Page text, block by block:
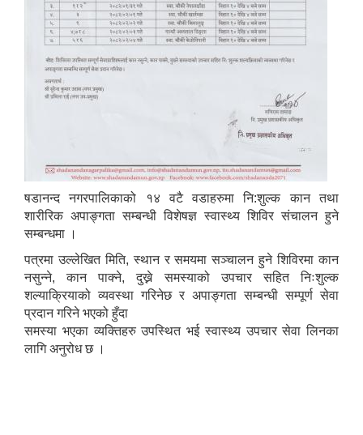
षडानन्द नगरपालिकाको १४ वटै वडाहरुमा नि:शुल्क कान तथा
शारीरिक अपाङ्गता सम्बन्धी विशेषज्ञ स्वास्थ्य शिविर संचालन हुने
सम्बन्धमा ।
पत्रमा उल्लेखित मिति, स्थान र समयमा सञ्चालन हुने शिविरमा कान
नसुन्ने, कान पाक्ने, दुख्ने समस्याको उपचार सहित निःशुल्क
शल्याक्रियाको व्यवस्था गरिनेछ र अपाङ्गता सम्बन्धी सम्पूर्ण सेवा
प्रदान गरिने भएको हुँदा
समस्या भएका व्यक्तिहरु उपस्थित भई स्वास्थ्य उपचार सेवा लिनका
लागि अनुरोध छ ।